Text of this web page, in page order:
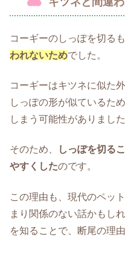
コーギーのしっぽを切る
われないためでした。
コーギーはキツネに似た
しっぽの形が似ているた
しまう可能性がありました
そのため、
しっぽを切る
やすくしたのです。
この理由も、現代のペッ
まり関係のない話かもし
を知ることで、断尾の理